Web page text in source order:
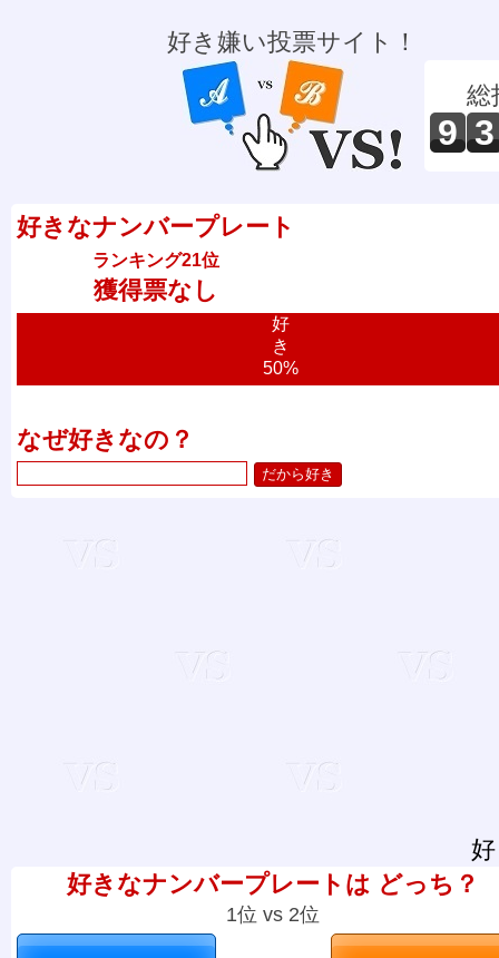
好き嫌い投票サイト！
総
9 3
好きなナンバープレート
ランキング21位
獲得票なし
好
き
50%
なぜ好きなの？
好きなナンバープレートは どっち？
1位 vs 2位